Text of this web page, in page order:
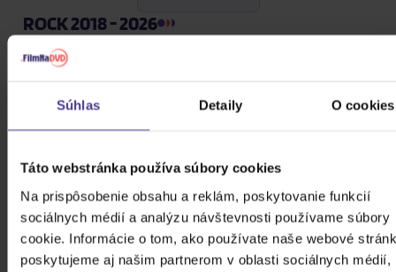
Súhlas Detaily O cookies
Táto webstránka používa súbory cookies
Na prispôsobenie obsahu a reklám, poskytovanie funkcií
sociálnych médií a analýzu návštevnosti používame súbory
cookie. Informácie o tom, ako používate naše webové
poskytujeme aj našim partnerom v oblasti sociálnych médií,
ROCK 2018 - 2026
Kabát: Original Albums Vol.3
4CD